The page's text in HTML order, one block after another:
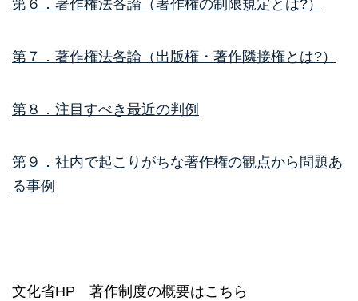
第６．著作権法各論（著作権の制限規定とは?）
第７．著作権法各論（出版権・著作隣接権とは?）
第８．注目すべき最近の判例
第９．社内で起こりがちな著作権の観点から問題あ
る事例
文化省HP 著作制度の概要はこちら